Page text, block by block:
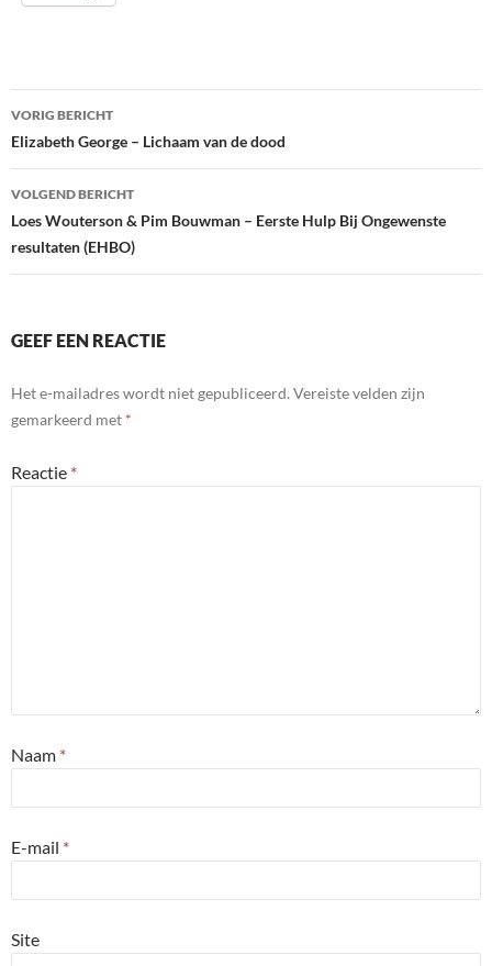
Bericht
navigatie
VORIG BERICHT
Elizabeth George – Lichaam van de dood
VOLGEND BERICHT
Loes Wouterson & Pim Bouwman – Eerste Hulp Bij Ongewenste
resultaten (EHBO)
GEEF EEN REACTIE
Het e-mailadres wordt niet gepubliceerd. Vereiste velden zijn
gemarkeerd met *
Reactie *
Naam *
E-mail *
Site